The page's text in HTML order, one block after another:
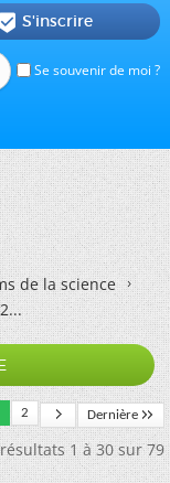
Se souvenir de moi ?
 S'inscrire
de la science
2 Dernière
1 à 30 sur 79